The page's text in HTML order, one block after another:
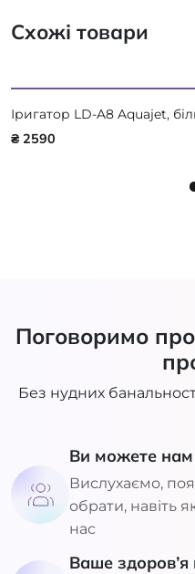
Схожі товари
Іригатор LD-A8 Aquajet,
₴ 2590
Поговоримо
Без нудних
Ви можете нам
Вислухаємо,
обрати, навіть
нас
Ваше здоров’я